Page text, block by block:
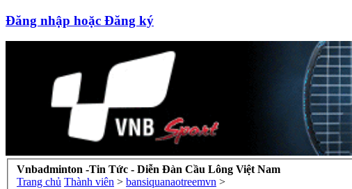
Đăng nhập hoặc Đăng ký
Vnbadminton -Tin Tức - Diễn Đàn Cầu Lông Việt Nam
Trang chủ Thành viên > bansiquanaotreemvn >